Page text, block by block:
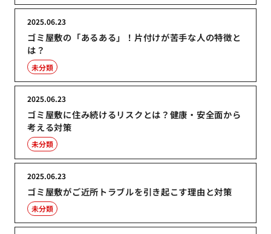
ゴミ屋敷の「あるある」！片付けが苦手な人の特徴と
は？
2025.06.23
未分類
ゴミ屋敷に住み続けるリスクとは？健康・安全面から
考える対策
2025.06.23
未分類
ゴミ屋敷がご近所トラブルを引き起こす理由と対策
2025.06.23
未分類